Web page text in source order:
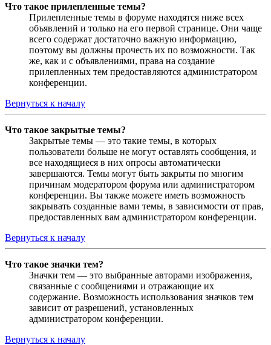
Что такое прилепленные темы?
Прилепленные темы в форуме находятся ниже всех
объявлений и только на его первой странице. Они чаще
всего содержат достаточно важную информацию,
поэтому вы должны прочесть их по возможности. Так
же, как и с объявлениями, права на создание
прилепленных тем предоставляются администратором
конференции.
Вернуться к началу
Что такое закрытые темы?
Закрытые темы — это такие темы, в которых
пользователи больше не могут оставлять сообщения, и
все находящиеся в них опросы автоматически
завершаются. Темы могут быть закрыты по многим
причинам модератором форума или администратором
конференции. Вы также можете иметь возможность
закрывать созданные вами темы, в зависимости от прав,
предоставленных вам администратором конференции.
Вернуться к началу
Что такое значки тем?
Значки тем — это выбранные авторами изображения,
связанные с сообщениями и отражающие их
содержание. Возможность использования значков тем
зависит от разрешений, установленных
администратором конференции.
Вернуться к началу